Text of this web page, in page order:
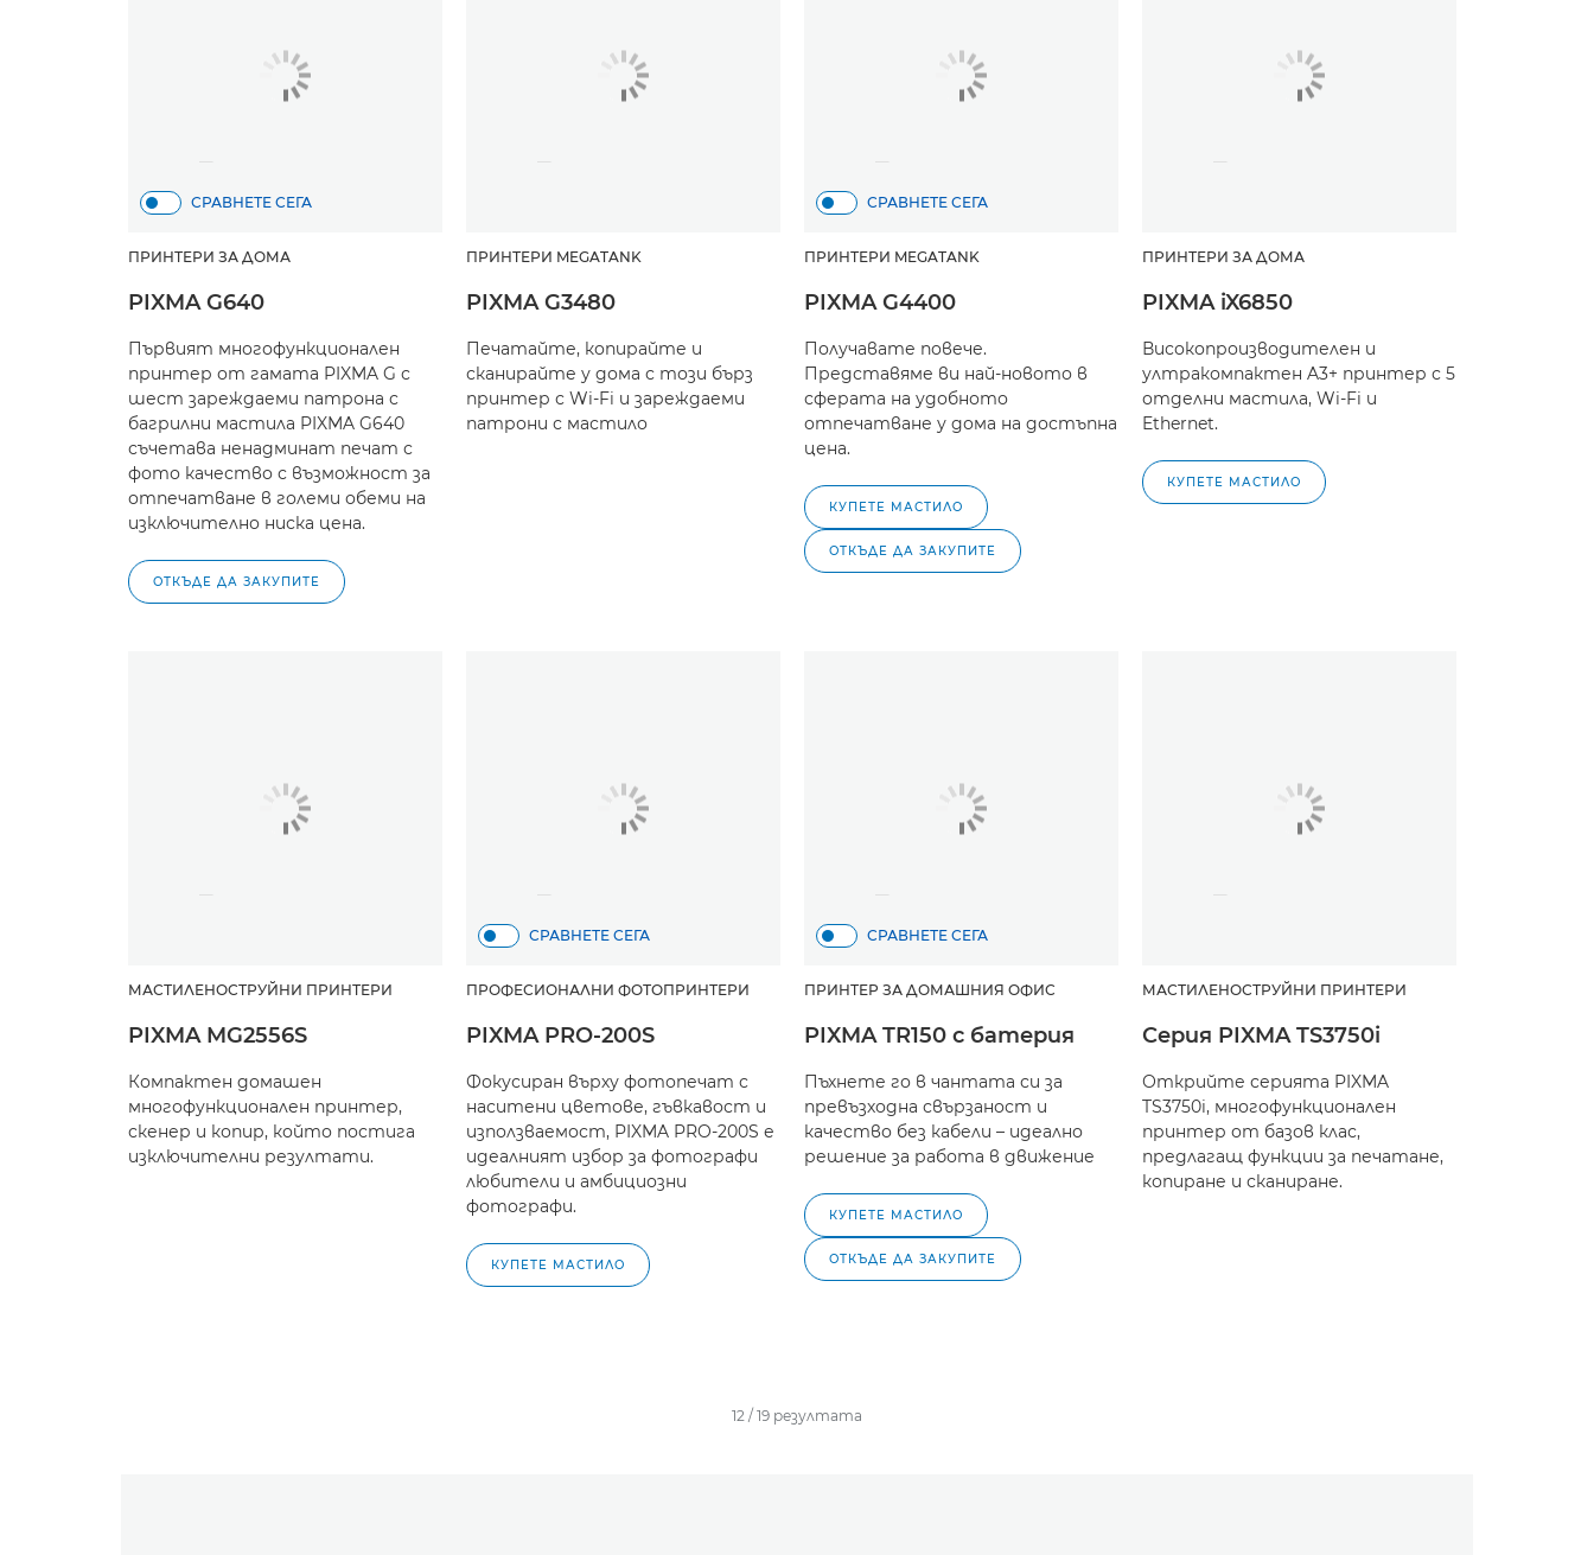
СРАВНЕТЕ СЕГА
ПРИНТЕРИ ЗА ДОМА
PIXMA G640
Първият многофункционален
принтер от гамата PIXMA G с
шест зареждаеми патрона с
багрилни мастила PIXMA G640
съчетава ненадминат печат с
фото качество с възможност за
отпечатване в големи обеми на
изключително ниска цена.
ОТКЪДЕ ДА ЗАКУПИТЕ
ПРИНТЕРИ MEGATANK
PIXMA G3480
Печатайте, копирайте и
сканирайте у дома с този бърз
принтер с Wi-Fi и зареждаеми
патрони с мастило
СРАВНЕТЕ СЕГА
ПРИНТЕРИ MEGATANK
PIXMA G4400
Получавате повече.
Представяме ви най-новото в
сферата на удобното
отпечатване у дома на достъпна
цена.
КУПЕТЕ МАСТИЛО
ОТКЪДЕ ДА ЗАКУПИТЕ
ПРИНТЕРИ ЗА ДОМА
PIXMA iX6850
Високопроизводителен и
ултракомпактен A3+ принтер с 5
отделни мастила, Wi-Fi и
Ethernet.
КУПЕТЕ МАСТИЛО
МАСТИЛЕНОСТРУЙНИ ПРИНТЕРИ
PIXMA MG2556S
Компактен домашен
многофункционален принтер,
скенер и копир, който постига
изключителни резултати.
СРАВНЕТЕ СЕГА
ПРОФЕСИОНАЛНИ ФОТОПРИНТЕРИ
PIXMA PRO-200S
Фокусиран върху фотопечат с
наситени цветове, гъвкавост и
използваемост, PIXMA PRO-200S е
идеалният избор за фотографи
любители и амбициозни
фотографи.
КУПЕТЕ МАСТИЛО
СРАВНЕТЕ СЕГА
ПРИНТЕР ЗА ДОМАШНИЯ ОФИС
PIXMA TR150 с батерия
Пъхнете го в чантата си за
превъзходна свързаност и
качество без кабели – идеално
решение за работа в движение
КУПЕТЕ МАСТИЛО
ОТКЪДЕ ДА ЗАКУПИТЕ
МАСТИЛЕНОСТРУЙНИ ПРИНТЕРИ
Серия PIXMA TS3750i
Открийте серията PIXMA
TS3750i, многофункционален
принтер от базов клас,
предлагащ функции за печатане,
копиране и сканиране.
12 / 19 резултатa